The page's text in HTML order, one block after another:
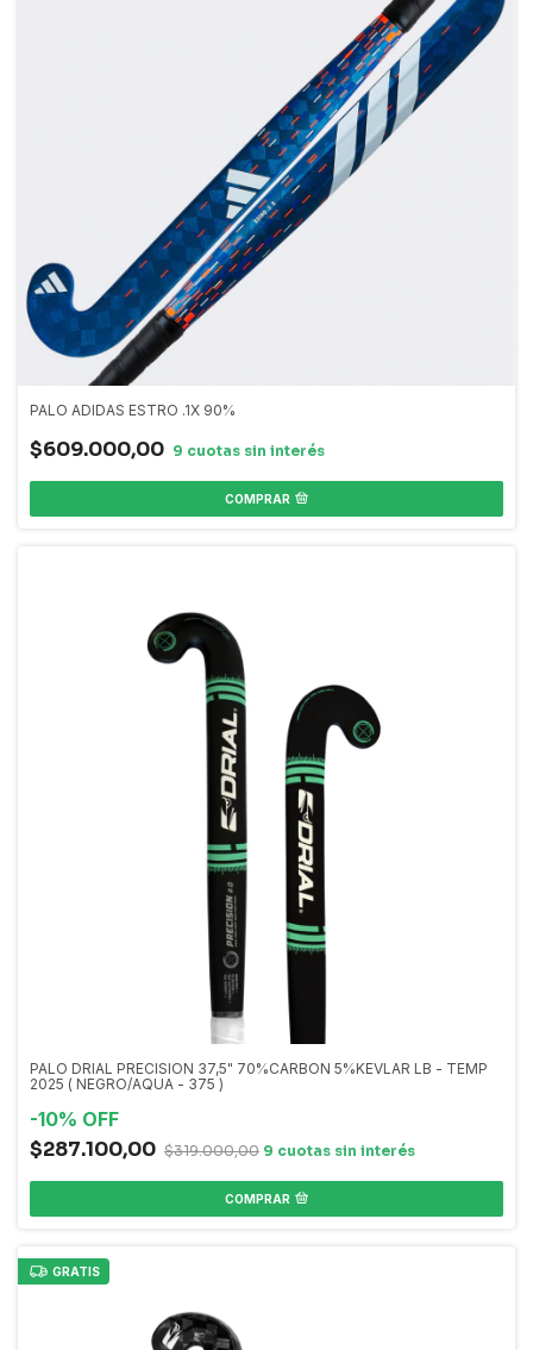
PALO ADIDAS ESTRO .1X 90%
$609.000,00
COMPRAR
PALO DRIAL PRECISION 37,5" 70%CARBON 5%KEVLAR LB - TEMP
2025 ( NEGRO/AQUA - 375 )
-10% OFF
$287.100,00 $319.000,00
COMPRAR
GRATIS